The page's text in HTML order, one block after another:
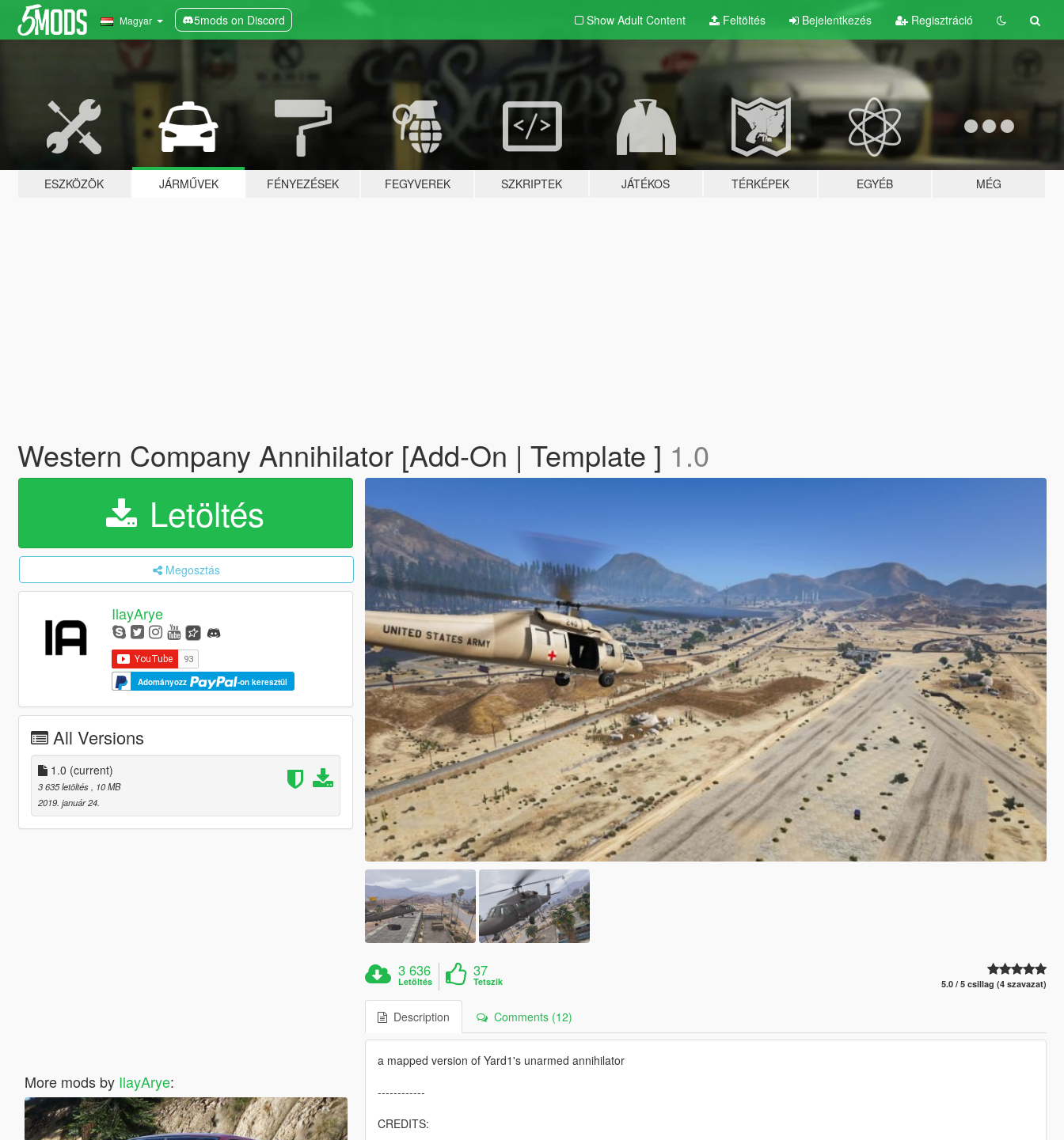
Magyar 5mods on Discord Show Adult Content Feltöltés Bejelentkezés Regisztráció
ESZKÖZÖK JÁRMŰVEK FÉNYEZÉSEK FEGYVEREK SZKRIPTEK JÁTÉKOS TÉRKÉPEK EGYÉB MÉG
Western Company Annihilator [Add-On | Template ] 1.0
Letöltés
Megosztás
IlayArye
Adományozz -on keresztül
All Versions
1.0 (current)
3 635 letöltés
, 10 MB
2019. január 24.
More mods by IlayArye:
3 636
Letöltés
37
Tetszik 5.0 / 5 csillag (4 szavazat)
Description Comments (12)
a mapped version of Yard1's unarmed annihilator
------------
CREDITS: